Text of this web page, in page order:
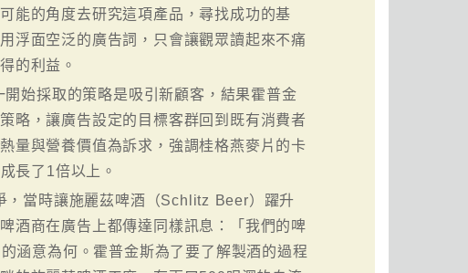
能的角度去研究這項產品，尋找成功的基
浮面空泛的廣告詞，只會讓觀眾讀起來不痛
的利益。
始採取的策略是吸引新顧客，結果霍普金
略，讓廣告設定的目標客群回到既有消費者
量與營養價值為訴求，強調桂格燕麥片的卡
長了1倍以上。
，當時讓施麗茲啤酒（Schlitz Beer）躍升
酒商在廣告上都傳達同樣訊息：「我們的啤
涵意為何。霍普金斯為了要了解製酒的過程